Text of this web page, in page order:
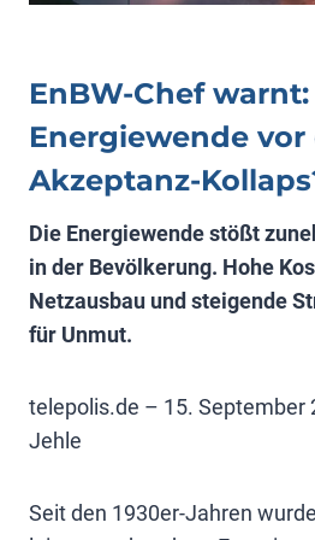
EnBW-Chef warnt:
Energiewende vor
Akzeptanz-
Die Energiewende stößt
in der Bevölkerung. Hohe
Netzausbau und steigende
für Unmut.
telepolis.de – 15. September
Jehle
Seit den 1930er-Jahren